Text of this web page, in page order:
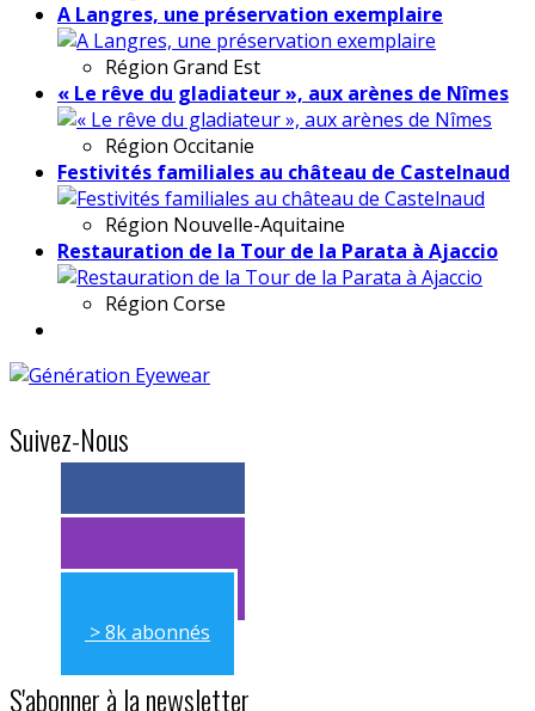
A Langres, une préservation exemplaire
Région Grand Est
« Le rêve du gladiateur », aux arènes de Nîmes
Région Occitanie
Festivités familiales au château de Castelnaud
Région Nouvelle-Aquitaine
Restauration de la Tour de la Parata à Ajaccio
Région Corse
Suivez-Nous
> 11k abonnés
> 11k abonnés
> 8k abonnés
S'abonner à la newsletter